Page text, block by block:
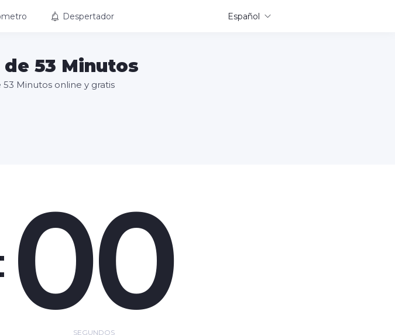
Despertador Español
53 Minutos
Minutos online y gratis
: 00
SEGUNDOS